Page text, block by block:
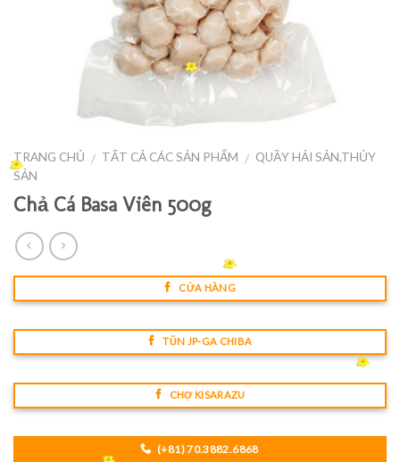
TRANG CHỦ / TẤT CẢ CÁC SẢN PHẨM / QUẦY HẢI SẢN,THỦY
SẢN
Chả Cá Basa Viên 500g
CỬA HÀNG
TŨN JP-GA CHIBA
CHỢ KISARAZU
(+81) 70.3882.6868